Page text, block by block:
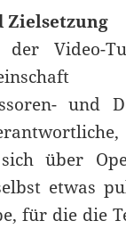
Zielsetzung
der Video-
und
über
etwas
für die die